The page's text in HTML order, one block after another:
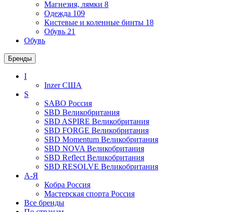
Магнезия, лямки 8
Одежда 109
Кистевые и коленные бинты 18
Обувь 21
Обувь
Бренды
I
InzerСША
S
SABO Россия
SBD Великобритания
SBD ASPIRE Великобритания
SBD FORGE Великобритания
SBD Momentum Великобритания
SBD NOVA Великобритания
SBD Reflect Великобритания
SBD RESOLVE Великобритания
А-Я
Кобра Россия
Мастерская спорта Россия
Все бренды